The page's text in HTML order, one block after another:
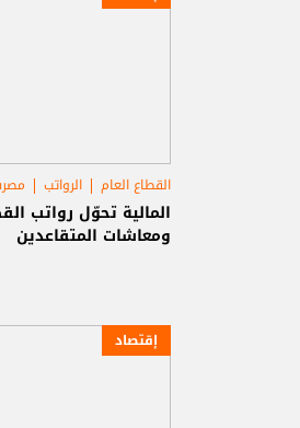
القطاع العام الرواتب
المالية تحوّل رواتب
ومعاشات المتقاعدين
إقتصاد